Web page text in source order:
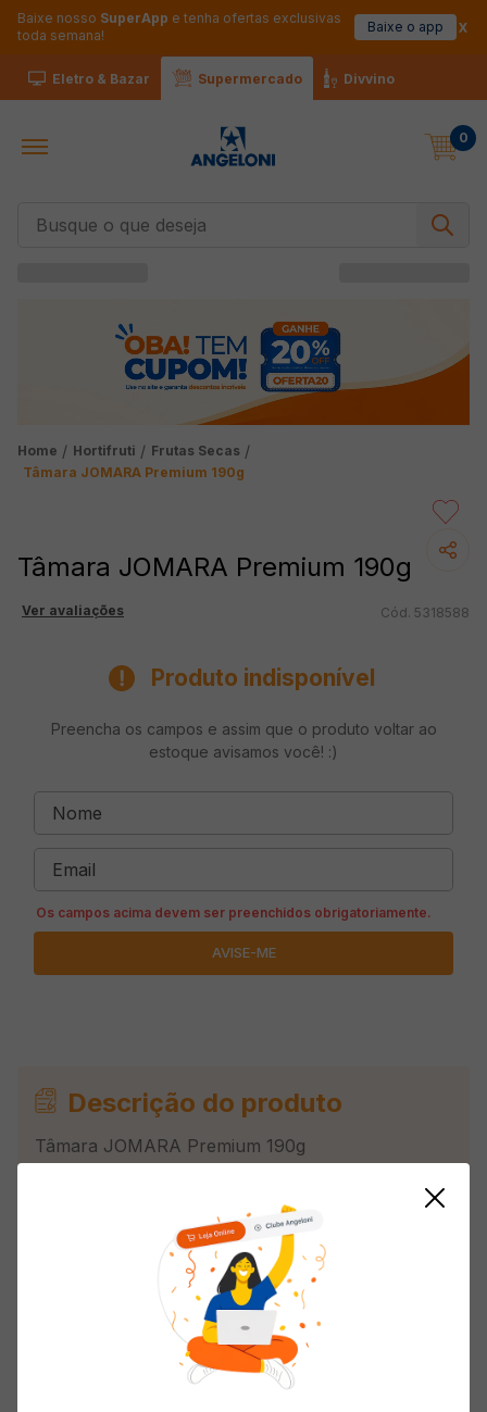
Baixe nosso SuperApp e tenha ofertas exclusivas
toda semana!
Baixe o app
Eletro & Bazar Supermercado Divvino
0
Hortifruti
Frutas Secas
Tâmara JOMARA Premium 190g
Tâmara JOMARA Premium 190g
Ver avaliações 5318588
Produto indisponível
Preencha os campos e assim que o produto voltar ao
estoque avisamos você! :)
Descrição do produto
Tâmara JOMARA Premium 190g
Avaliações
Classificação média: 0(0 avaliações)